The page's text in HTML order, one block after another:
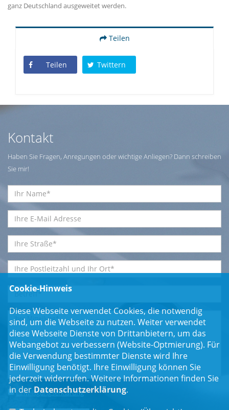
ganz Deutschland ausgeweitet werden.
Teilen
Teilen Twittern
Kontakt
Haben Sie Fragen, Anregungen oder wichtige Anliegen? Dann schreiben
Sie mir!
Einwilligungserklärung*
Cookie-Hinweis
Diese Webseite verwendet Cookies, die notwendig
sind, um die Webseite zu nutzen. Weiter verwendet
diese Webseite Dienste von Drittanbietern, um das
Webangebot zu verbessern (Website-Optmierung). Für
die Verwendung bestimmter Dienste wird Ihre
Einwilligung benötigt. Ihre Einwilligung können Sie
jederzeit widerrufen. Weitere Informationen finden Sie
in der Datenschutzerklärung.